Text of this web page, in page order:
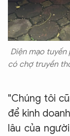
Diện mạo
có chợ truyền
"Chúng tôi
để kinh
lâu của